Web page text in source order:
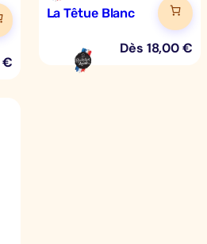
€
La Têtue Blanc
Dès 18,00€